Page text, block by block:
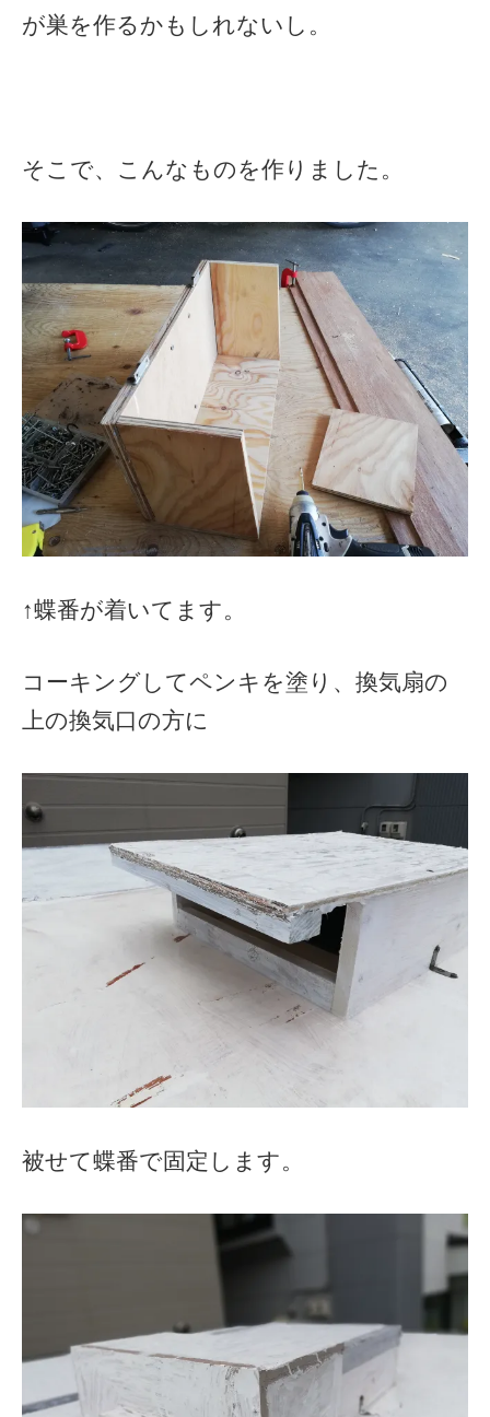
が巣を作るかもしれないし。
そこで、こんなものを作りました。
↑蝶番が着いてます。
コーキングしてペンキを塗り、換気扇の
上の換気口の方に
被せて蝶番で固定します。